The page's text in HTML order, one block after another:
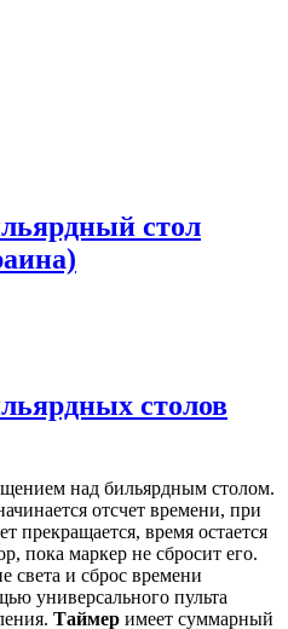
стол
столов
над бильярдным столом.
отсчет времени, при
прекращается, время остается
пока маркер не сбросит его.
и сброс времени
универсального пульта
Таймер имеет суммарный